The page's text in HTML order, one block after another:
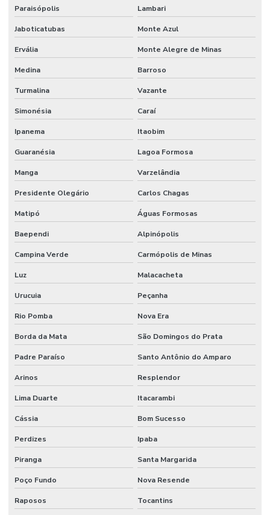
Paraisópolis Lambari
Jaboticatubas Monte Azul
Ervália Monte Alegre de Minas
Medina Barroso
Turmalina Vazante
Simonésia Caraí
Ipanema Itaobim
Guaranésia Lagoa Formosa
Manga Varzelândia
Presidente Olegário Carlos Chagas
Matipó Águas Formosas
Baependi Alpinópolis
Campina Verde Carmópolis de Minas
Luz Malacacheta
Urucuia Peçanha
Rio Pomba Nova Era
Borda da Mata São Domingos do Prata
Padre Paraíso Santo Antônio do Amparo
Arinos Resplendor
Lima Duarte Itacarambi
Cássia Bom Sucesso
Perdizes Ipaba
Piranga Santa Margarida
Poço Fundo Nova Resende
Raposos Tocantins